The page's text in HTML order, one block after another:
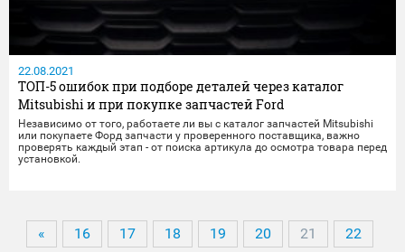
22.08.2021
ТОП-5 ошибок при подборе деталей через каталог
Mitsubishi и при покупке запчастей Ford
Независимо от того, работаете ли вы с каталог запчастей Mitsubishi
или покупаете Форд запчасти у проверенного поставщика, важно
проверять каждый этап - от поиска артикула до осмотра товара перед
установкой.
« 16 17 18 19 20 21
22